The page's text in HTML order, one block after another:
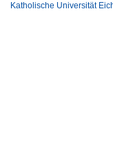
Katholische Universität